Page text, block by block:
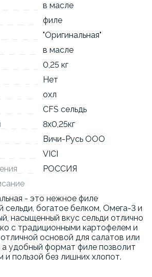
в масле
филе
"Оригинальная"
в масле
0,25 кг
Нет
охл
СFS сельдь
8x0,25кг
Вичи-Русь ООО
VICI
РОССИЯ
- это нежное филе
сельди, богатое белком, Омега-3 и
насыщенный вкус сельди отлично
с традиционными картофелем и
основой для салатов или
а удобный формат филе позволит
и пользой без лишних хлопот.